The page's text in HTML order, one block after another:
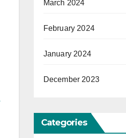
March 2024
February 2024
January 2024
December 2023
Categories